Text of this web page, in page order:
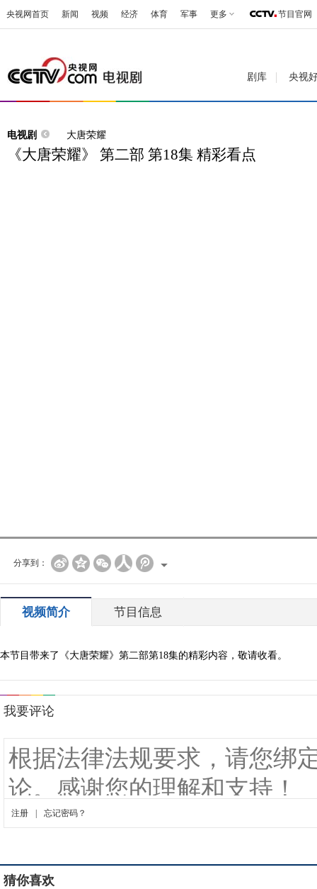
央视网首页 新闻 视频 经济 体育 军事 更多 节目官网
剧库 央视
电视剧 大唐荣耀
《大唐荣耀》 第二部 第18集 精彩看点
分享到：
视频简介 节目信息
本节目带来了《大唐荣耀》第二部第18集的精彩内容，敬请收看。
猜你喜欢